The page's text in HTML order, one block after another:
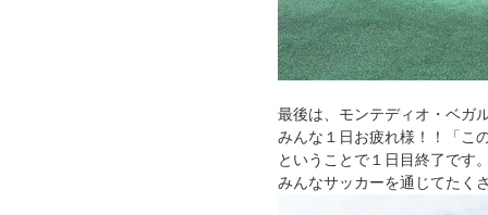
最後は、モンテディオ・ベガ
みんな１日お疲れ様！！「こ
ということで１日目終了です
みんなサッカーを通じてたく